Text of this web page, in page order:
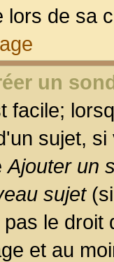
lors de sa
un
facile;
sujet,
Ajouter un
sujet(si
le
et au